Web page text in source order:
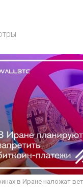
в Иране наложат